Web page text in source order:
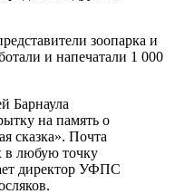
зоопарка и
и напечатали 1 000
Барнаула
на память о
сказка». Почта
в любую точку
директор УФПС